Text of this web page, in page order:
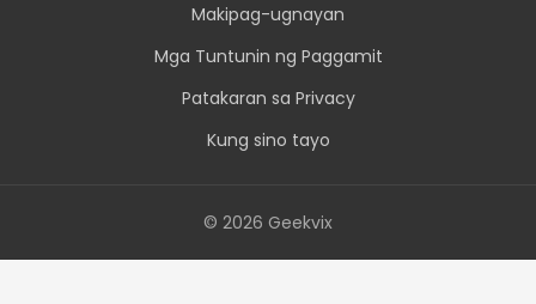
Makipag-ugnayan
Mga Tuntunin ng Paggamit
Patakaran sa Privacy
Kung sino tayo
© 2026 Geekvix